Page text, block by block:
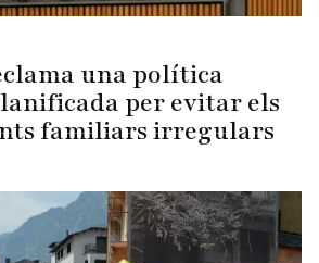
una política
per evitar els
familiars irregulars